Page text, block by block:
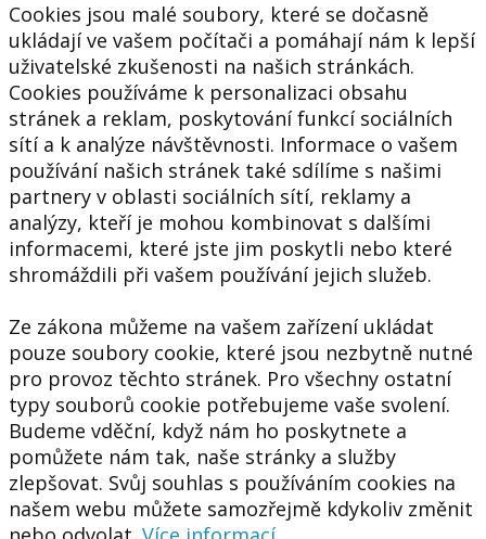
Cookies jsou malé soubory, které se dočasně
ukládají ve vašem počítači a pomáhají nám k lepší
uživatelské zkušenosti na našich stránkách.
Cookies používáme k personalizaci obsahu
stránek a reklam, poskytování funkcí sociálních
sítí a k analýze návštěvnosti. Informace o vašem
používání našich stránek také sdílíme s našimi
partnery v oblasti sociálních sítí, reklamy a
analýzy, kteří je mohou kombinovat s dalšími
informacemi, které jste jim poskytli nebo které
shromáždili při vašem používání jejich služeb.
Ze zákona můžeme na vašem zařízení ukládat
pouze soubory cookie, které jsou nezbytně nutné
pro provoz těchto stránek. Pro všechny ostatní
typy souborů cookie potřebujeme vaše svolení.
Budeme vděční, když nám ho poskytnete a
pomůžete nám tak, naše stránky a služby
zlepšovat. Svůj souhlas s používáním cookies na
našem webu můžete samozřejmě kdykoliv změnit